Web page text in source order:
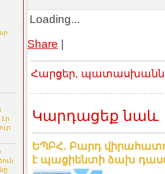
Loading...
Share |
Հարցեր,
Կարդացեք նաև
ԵՊԲՀ. Բարդ
է պացիենտի ձախ